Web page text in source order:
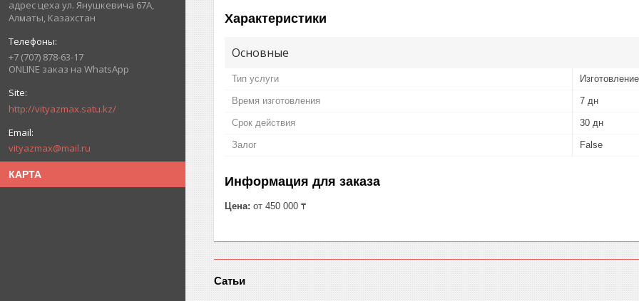
адрес цеха ул. Янушкевича 67А,
Алматы, Казахстан
+7 (707) 878-63-17
ONLINE заказ на WhatsApp
http://vityazmax.satu.kz/
vityazmax@mail.ru
КАРТА
Характеристики
Основные
Тип услуги
Время изготовления 7 дн
Срок действия 30 дн
Залог False
Информация для заказа
Цена: от 450 000 ₸
Сатьи